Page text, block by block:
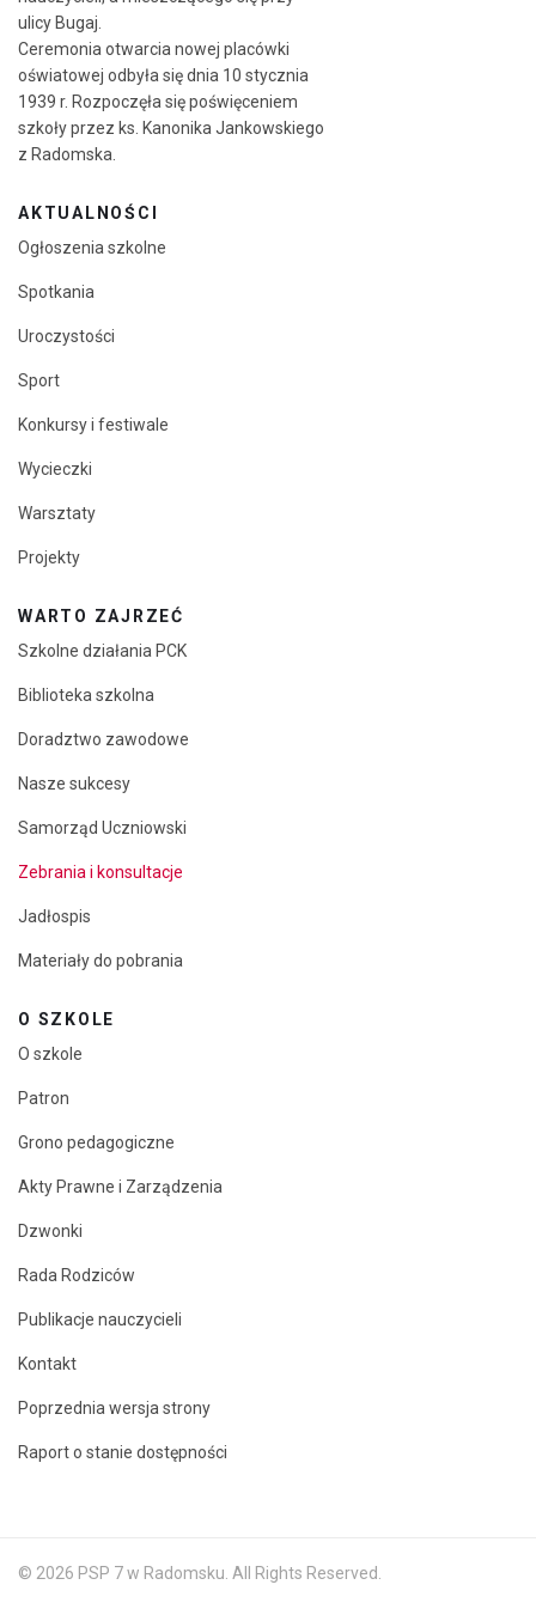
ulicy Bugaj.
Ceremonia otwarcia nowej placówki
oświatowej odbyła się dnia 10 stycznia
1939 r. Rozpoczęła się poświęceniem
szkoły przez ks. Kanonika Jankowskiego
z Radomska.
AKTUALNOŚCI
Ogłoszenia szkolne
Spotkania
Uroczystości
Sport
Konkursy i festiwale
Wycieczki
Warsztaty
Projekty
WARTO ZAJRZEĆ
Szkolne działania PCK
Biblioteka szkolna
Doradztwo zawodowe
Nasze sukcesy
Samorząd Uczniowski
Zebrania i konsultacje
Jadłospis
Materiały do pobrania
O SZKOLE
O szkole
Patron
Grono pedagogiczne
Akty Prawne i Zarządzenia
Dzwonki
Rada Rodziców
Publikacje nauczycieli
Kontakt
Poprzednia wersja strony
Raport o stanie dostępności
© 2026 PSP 7 w Radomsku. All Rights Reserved.